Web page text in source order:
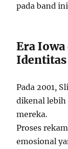
pada band
Era
Identitas
Pada 2001,
dikenal lebih
mereka.
Proses
emosional